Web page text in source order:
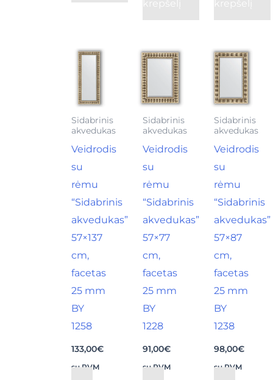
krepšelį
krepšelį
Sidabrinis
akvedukas
Veidrodis
su
rėmu
“Sidabrinis
akvedukas”
57×137
cm,
facetas
25 mm
BY
1258
133,00€
su PVM
Sidabrinis
akvedukas
Veidrodis
su
rėmu
“Sidabrinis
akvedukas”
57×77
cm,
facetas
25 mm
BY
1228
91,00€
su PVM
Sidabrinis
akvedukas
Veidrodis
su
rėmu
“Sidabrinis
akvedukas”
57×87
cm,
facetas
25 mm
BY
1238
98,00€
su PVM